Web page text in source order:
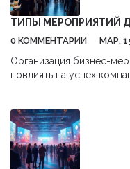
ТИПЫ МЕРОПРИЯТИЙ
0 КОММЕНТАРИИ МАР,
Организация бизнес-
повлиять на успех
информацию. Узнайте,
помощью каждого типа
его планировании.
сделать ваше